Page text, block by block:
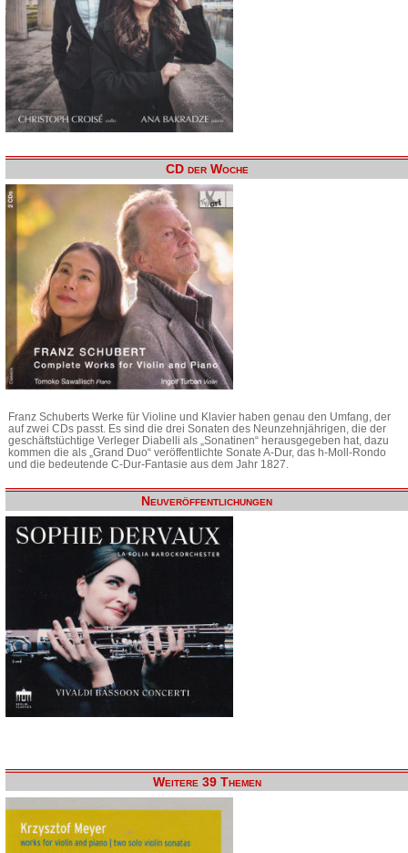
CD der Woche
Franz Schuberts Werke für Violine und Klavier haben genau den Umfang, der
auf zwei CDs passt. Es sind die drei Sonaten des Neunzehnjährigen, die der
geschäftstüchtige Verleger Diabelli als „Sonatinen“ herausgegeben hat, dazu
kommen die als „Grand Duo“ veröffentlichte Sonate A-Dur, das h-Moll-Rondo
und die bedeutende C-Dur-Fantasie aus dem Jahr 1827.
Neuveröffentlichungen
Weitere 39 Themen